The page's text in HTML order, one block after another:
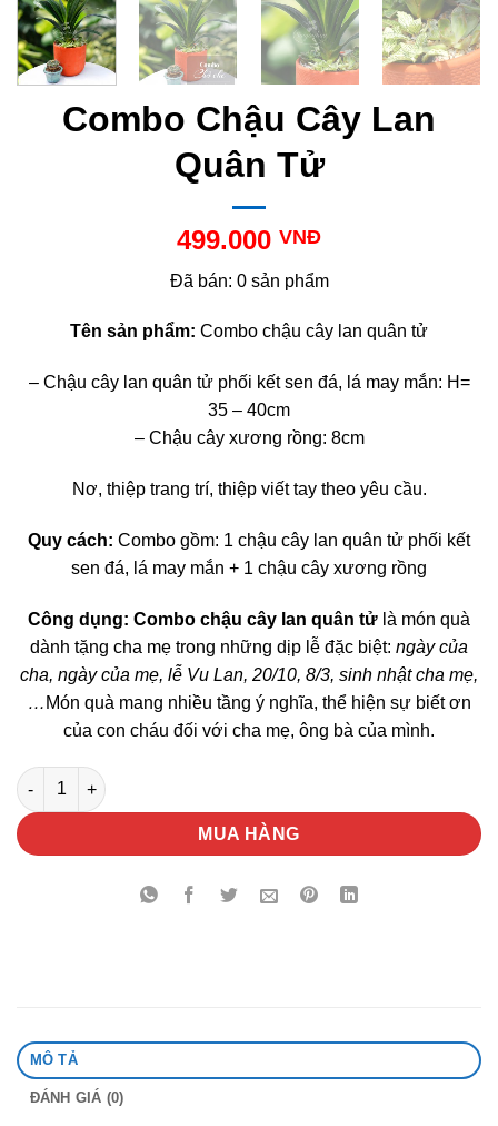
Combo Chậu Cây Lan
Quân Tử
499.000 VNĐ
Đã bán: 0 sản phẩm
Tên sản phẩm: Combo chậu cây lan quân tử
– Chậu cây lan quân tử phối kết sen đá, lá may mắn: H=
35 – 40cm
– Chậu cây xương rồng: 8cm
Nơ, thiệp trang trí, thiệp viết tay theo yêu cầu.
Quy cách: Combo gồm: 1 chậu cây lan quân tử phối kết
sen đá, lá may mắn + 1 chậu cây xương rồng
Công dụng: Combo chậu cây lan quân tử là món quà
dành tặng cha mẹ trong những dịp lễ đặc biệt: ngày của
cha, ngày của mẹ, lễ Vu Lan, 20/10, 8/3, sinh nhật cha mẹ,
… Món quà mang nhiều tầng ý nghĩa, thể hiện sự biết ơn
của con cháu đối với cha mẹ, ông bà của mình.
Combo Chậu Cây Lan Quân Tử số lượng
MUA HÀNG
MÔ TẢ
ĐÁNH GIÁ (0)